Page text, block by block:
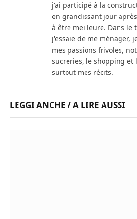
j'ai participé à la
en grandissant jour
à être meilleure. Dans le
j'essaie de me ménager,
mes passions frivoles,
sucreries, le shopping et
surtout mes récits.
LEGGI ANCHE / A LIRE AUSSI